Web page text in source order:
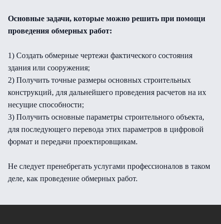
Основные задачи, которые можно решить при помощи
проведения обмерных работ:
1) Создать обмерные чертежи фактического состояния
здания или сооружения;
2) Получить точные размеры основных строительных
конструкций, для дальнейшего проведения расчетов на их
несущие способности;
3) Получить основные параметры строительного объекта,
для последующего перевода этих параметров в цифровой
формат и передачи проектировщикам.
Не следует пренебрегать услугами профессионалов в таком
деле, как проведение обмерных работ.